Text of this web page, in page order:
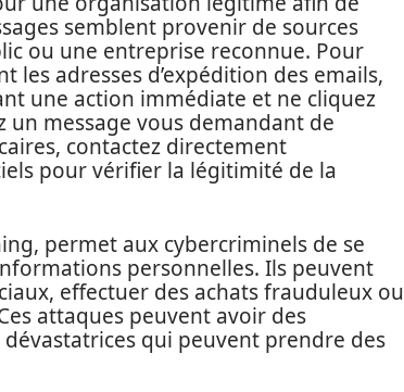
semblent provenir de sources
ou une entreprise reconnue. Pour
adresses d’expédition des emails,
une action immédiate et ne cliquez
un message vous demandant de
contactez directement
pour vérifier la légitimité de la
permet aux cybercriminels de se
personnelles. Ils peuvent
effectuer des achats frauduleux ou
attaques peuvent avoir des
qui peuvent prendre des